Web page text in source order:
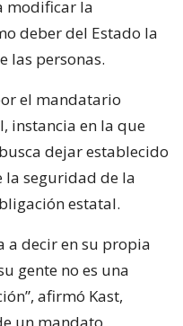
modificar la
deber del Estado la
las personas.
el mandatario
instancia en la que
dejar establecido
la seguridad de la
estatal.
a decir en su propia
gente no es una
afirmó Kast,